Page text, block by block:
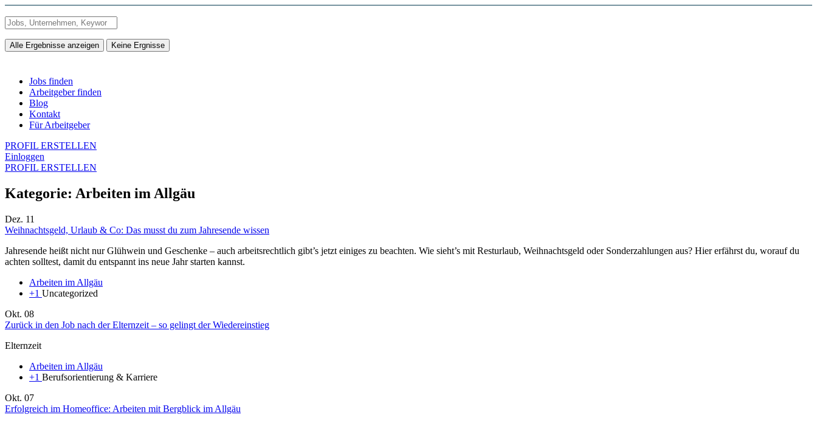
Alle Ergebnisse anzeigen Keine Ergnisse
Jobs finden
Arbeitgeber finden
Blog
Kontakt
Für Arbeitgeber
PROFIL ERSTELLEN
Einloggen
PROFIL ERSTELLEN
Kategorie: Arbeiten im Allgäu
Dez. 11
Weihnachtsgeld, Urlaub & Co: Das musst du zum Jahresende wissen
Jahresende heißt nicht nur Glühwein und Geschenke – auch arbeitsrechtlich gibt’s jetzt einiges zu beachten. Wie sieht’s mit Resturlaub, Weihnachtsgeld oder Sonderzahlungen aus? Hier erfährst du, worauf du
achten solltest, damit du entspannt ins neue Jahr starten kannst.
Arbeiten im Allgäu
+1 Uncategorized
Okt. 08
Zurück in den Job nach der Elternzeit – so gelingt der Wiedereinstieg
Elternzeit
Arbeiten im Allgäu
+1 Berufsorientierung & Karriere
Okt. 07
Erfolgreich im Homeoffice: Arbeiten mit Bergblick im Allgäu